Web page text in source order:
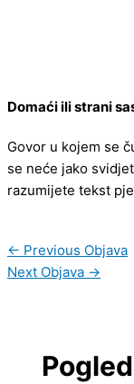
Domaći ili strani
Govor u kojem se
se neće jako
razumijete tekst
← Previous Objava
Next Objava →